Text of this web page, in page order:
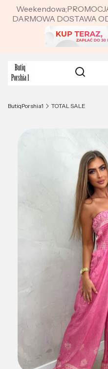
DARMOWA DOSTAWA
Otwórz
Szukaj
ButiqPorshia1 TOTAL SALE